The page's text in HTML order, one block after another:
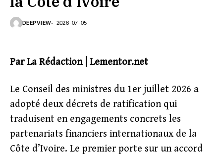
DEEPVIEW 2026-07-05
Par La Rédaction | Lementor.net
Le Conseil des ministres du 1er juillet 2026 a
adopté deux décrets de ratification qui
traduisent en engagements concrets les
partenariats financiers internationaux de la
Côte d’Ivoire. Le premier porte sur un accord